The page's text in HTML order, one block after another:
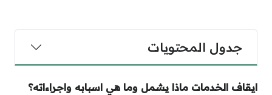
جدول المحتويات
ايقاف الخدمات ماذا يشمل وما هي اسبابه واجراءاته؟